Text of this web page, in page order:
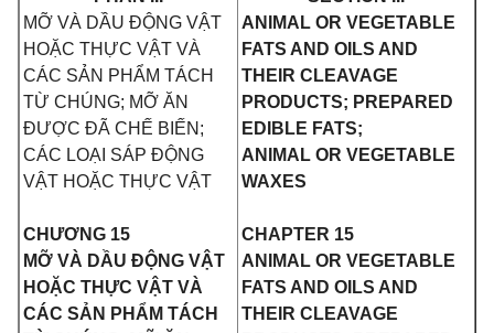
MỠ VÀ DẦU ĐỘNG VẬT
HOẶC THỰC VẬT VÀ
CÁC SẢN PHẨM TÁCH
TỪ CHÚNG; MỠ ĂN
ĐƯỢC ĐÃ CHẾ BIẾN;
CÁC LOẠI SÁP ĐỘNG
VẬT HOẶC THỰC VẬT
CHƯƠNG 15
MỠ VÀ DẦU ĐỘNG VẬT
HOẶC THỰC VẬT VÀ
CÁC SẢN PHẨM TÁCH
ANIMAL OR VEGETABLE
FATS AND OILS AND
THEIR CLEAVAGE
PRODUCTS; PREPARED
EDIBLE FATS;
ANIMAL OR VEGETABLE
WAXES
CHAPTER 15
ANIMAL OR VEGETABLE
FATS AND OILS AND
THEIR CLEAVAGE